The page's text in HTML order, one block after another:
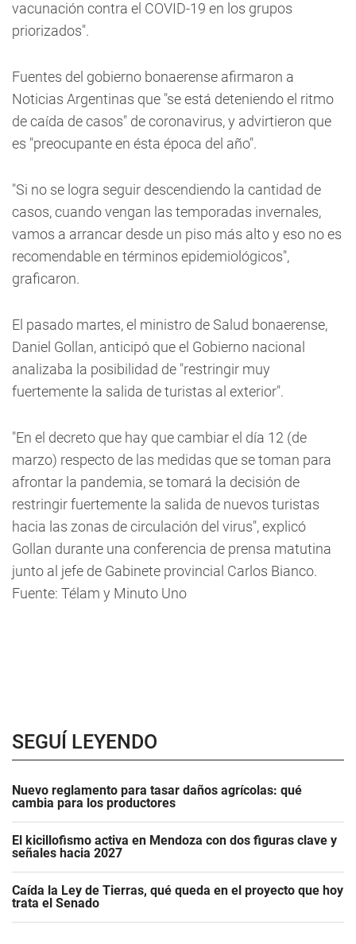
vacunación contra el COVID-19 en los grupos
priorizados".
Fuentes del gobierno bonaerense afirmaron a
Noticias Argentinas que "se está deteniendo el ritmo
de caída de casos" de coronavirus, y advirtieron que
es "preocupante en ésta época del año".
"Si no se logra seguir descendiendo la cantidad de
casos, cuando vengan las temporadas invernales,
vamos a arrancar desde un piso más alto y eso no es
recomendable en términos epidemiológicos",
graficaron.
El pasado martes, el ministro de Salud bonaerense,
Daniel Gollan, anticipó que el Gobierno nacional
analizaba la posibilidad de "restringir muy
fuertemente la salida de turistas al exterior".
"En el decreto que hay que cambiar el día 12 (de
marzo) respecto de las medidas que se toman para
afrontar la pandemia, se tomará la decisión de
restringir fuertemente la salida de nuevos turistas
hacia las zonas de circulación del virus", explicó
Gollan durante una conferencia de prensa matutina
junto al jefe de Gabinete provincial Carlos Bianco.
Fuente: Télam y Minuto Uno
SEGUÍ LEYENDO
Nuevo reglamento para tasar daños agrícolas: qué
cambia para los productores
El kicillofismo activa en Mendoza con dos figuras clave y
señales hacia 2027
Caída la Ley de Tierras, qué queda en el proyecto que hoy
trata el Senado